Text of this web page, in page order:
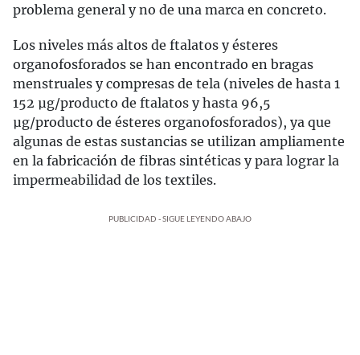
problema general y no de una marca en concreto.
Los niveles más altos de ftalatos y ésteres
organofosforados se han encontrado en bragas
menstruales y compresas de tela (niveles de hasta 1
152 µg/producto de ftalatos y hasta 96,5
µg/producto de ésteres organofosforados), ya que
algunas de estas sustancias se utilizan ampliamente
en la fabricación de fibras sintéticas y para lograr la
impermeabilidad de los textiles.
PUBLICIDAD - SIGUE LEYENDO ABAJO